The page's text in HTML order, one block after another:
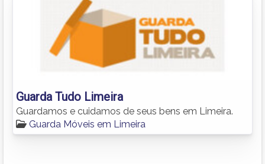
Guarda Tudo Limeira
Guardamos e cuidamos de seus bens em Limeira.
Guarda Móveis em Limeira